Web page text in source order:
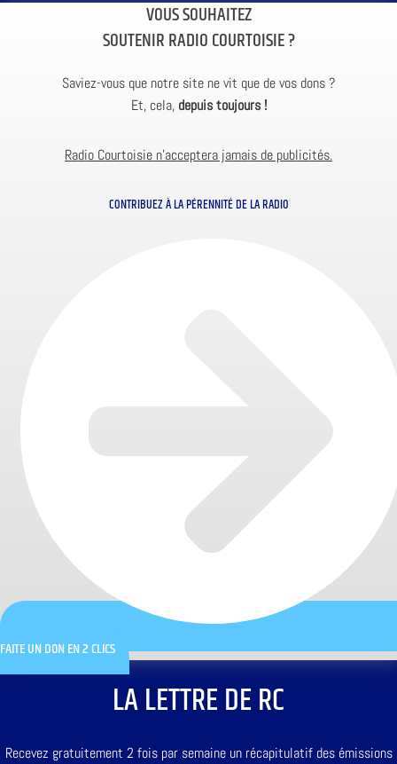
VOUS SOUHAITEZ
SOUTENIR RADIO COURTOISIE ?
Saviez-vous que notre site ne vit que de vos dons ?
Et, cela, depuis toujours !
Radio Courtoisie n’acceptera jamais de publicités.
CONTRIBUEZ À LA PÉRENNITÉ DE LA RADIO
FAITE UN DON EN 2 CLICS
LA LETTRE DE RC
Recevez gratuitement 2 fois par semaine un récapitulatif des émissions